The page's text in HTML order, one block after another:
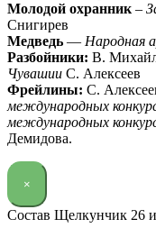
Молодой охранник –
Снигирев
Медведь — Народная
Разбойники: В.
Чувашии С. Алексеев
Фрейлины: С.
международных
международных
Демидова.
×
Состав Щелкунчик 26